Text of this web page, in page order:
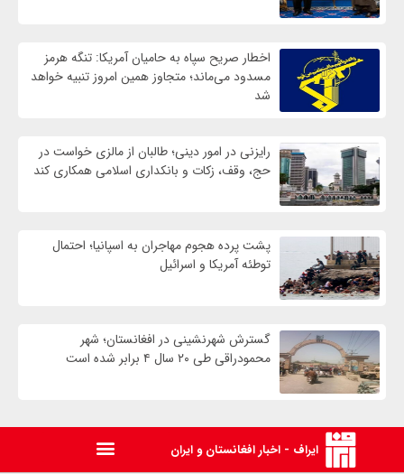
اخطار صریح سپاه به حامیان آمریکا: تنگه هرمز
مسدود می‌ماند؛ متجاوز همین امروز تنبیه خواهد
شد
رایزنی در امور دینی؛ طالبان از مالزی خواست در
حج، وقف، زکات و بانکداری اسلامی همکاری کند
پشت پرده هجوم مهاجران به اسپانیا؛ احتمال
توطئه آمریکا و اسرائیل
گسترش شهرنشینی در افغانستان؛ شهر
محمودراقی طی ۲۰ سال ۴ برابر شده است
ایراف - اخبار افغانستان و ایران